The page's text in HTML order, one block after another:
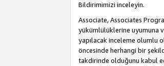
Bildirimimizi inceleyin.
Associate, Associates
yükümlülüklerine uyumuna
yapılacak inceleme olumlu
öncesinde herhangi bir
takdirinde olduğunu kabul